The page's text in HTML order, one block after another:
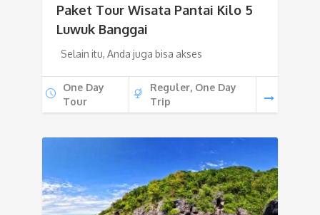
Paket Tour Wisata Pantai Kilo 5
Luwuk Banggai
Selain itu, Anda juga bisa akses
One Day
Tour
Reguler, One Day
Trip